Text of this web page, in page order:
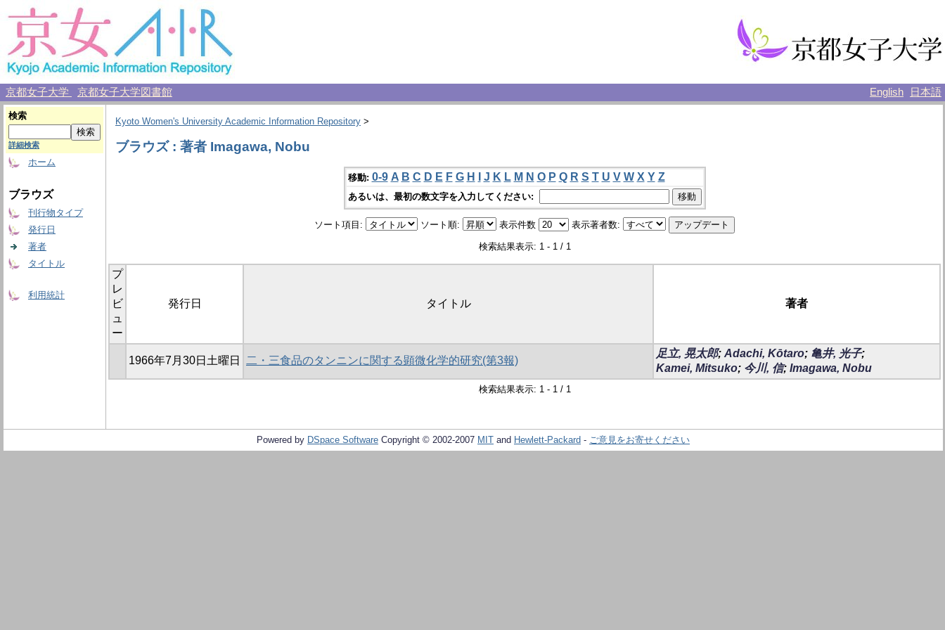
京都女子大学 京都女子大学図書館 English 日本語
検索
詳細検索
ホーム
ブラウズ
刊行物タイプ
発行日
著者
タイトル
利用統計
Kyoto Women's University Academic Information Repository >
ブラウズ : 著者 Imagawa, Nobu
移動: 0-9 A B C D E F G H J K L M N O P Q R S T U V W X Y Z
あるいは、最初の数文字を入力してください:
ソート項目: ソート順: 表示件数 表示著者数:
検索結果表示: 1 - 1 / 1
プ
レ
ビ
ュ
ー
発行日 タイトル 著者
1966年7月30日土曜日 二・三食品のタンニンに関する顕微化学的研究(第3報)
足立, 晃太郎; Adachi, Kōtaro; 亀井, 光子;
Kamei, Mitsuko; 今川, 信; Imagawa, Nobu
検索結果表示: 1 - 1 / 1
Powered by DSpace Software Copyright © 2002-2007 MIT and Hewlett-Packard - ご意見をお寄せください